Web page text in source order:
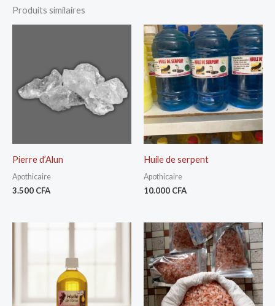
Produits similaires
Pierre d’Alun
Apothicaire
3.500 CFA
Huile de serpent
Apothicaire
10.000 CFA